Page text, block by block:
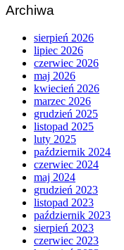
Archiwa
sierpień 2026
lipiec 2026
czerwiec 2026
maj 2026
kwiecień 2026
marzec 2026
grudzień 2025
listopad 2025
luty 2025
październik 2024
czerwiec 2024
maj 2024
grudzień 2023
listopad 2023
październik 2023
sierpień 2023
czerwiec 2023